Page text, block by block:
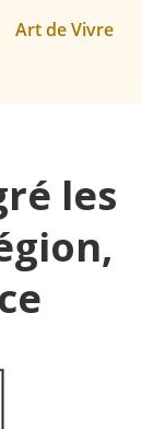
Art de Vivre
les